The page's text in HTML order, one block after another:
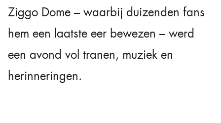
Ziggo Dome – waarbij duizenden fans
hem een laatste eer bewezen – werd
een avond vol tranen, muziek en
herinneringen.